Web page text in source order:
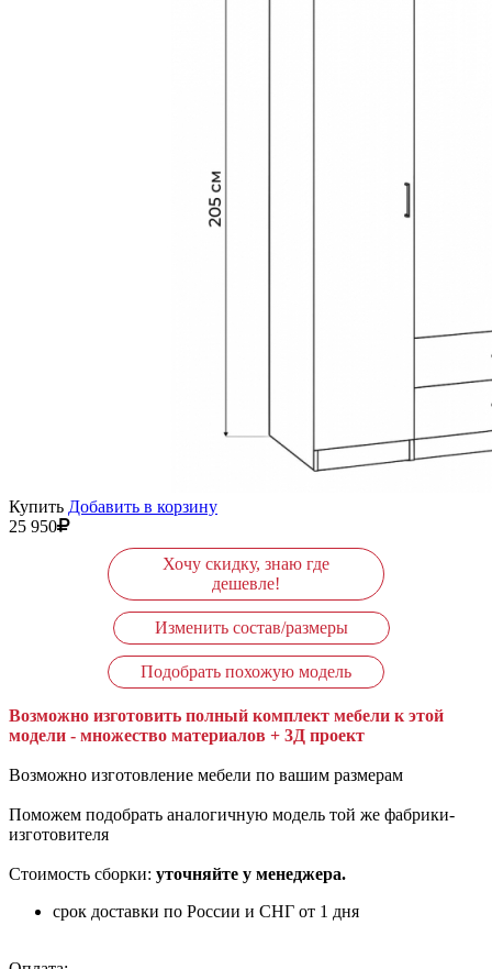
Купить Добавить в корзину
25 950
Хочу скидку, знаю где
дешевле!
Изменить состав/размеры
Подобрать похожую модель
Возможно изготовить полный комплект мебели к этой
модели - множество материалов + 3Д проект
Возможно изготовление мебели по вашим размерам
Поможем подобрать аналогичную модель той же фабрики-
изготовителя
Стоимость сборки: уточняйте у менеджера.
срок доставки по России и СНГ от 1 дня